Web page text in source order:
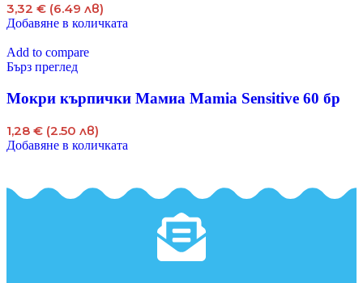
3,32 € (6.49 лв)
Добавяне в количката
Add to compare
Бърз преглед
Мокри кърпички Мамиа Mamia Sensitive 60 бр
1,28 € (2.50 лв)
Добавяне в количката